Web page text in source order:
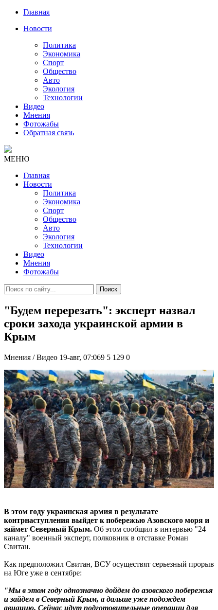
Главная
Новости
Политика
Экономика
Спорт
Общество
Авто
Экология
Технологии
Видео
Мнения
Фотожабы
Обратная связь
МЕНЮ
Главная
Новости
Политика
Экономика
Спорт
Общество
Авто
Экология
Технологии
Видео
Мнения
Фотожабы
Поиск
"Будем перерезать": эксперт назвал
сроки захода украинской армии в
Крым
Мнения / Видео 19-авг, 07:069 5 129 0
В этом году украинская армия в результате
контрнаступления выйдет к побережью Азовского моря и
займет Северный Крым. Об этом сообщил в интервью "24
каналу" военный эксперт, полковник в отставке Роман
Свитан.
Как предположил Свитан, ВСУ осуществят серьезный прорыв
на Юге уже в сентябре:
"Мы в этом году однозначно дойдем до азовского побережья
и зайдем в Северный Крым, а дальше уже подождем
авиацию. Сейчас идут подготовительные операции для